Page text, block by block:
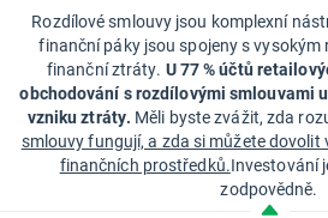
Rozdílové smlouvy jsou komplexní
finanční páky jsou spojeny s vysokým
finanční ztráty. U 77 % účtů
obchodování s rozdílovými smlouvami
vzniku ztráty. Měli byste zvážit, zda
smlouvy fungují, a zda si můžete
finančních prostředků.Investování
zodpovědně.